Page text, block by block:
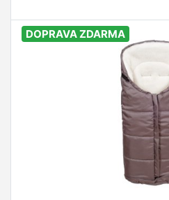
DOPRAVA ZDARMA